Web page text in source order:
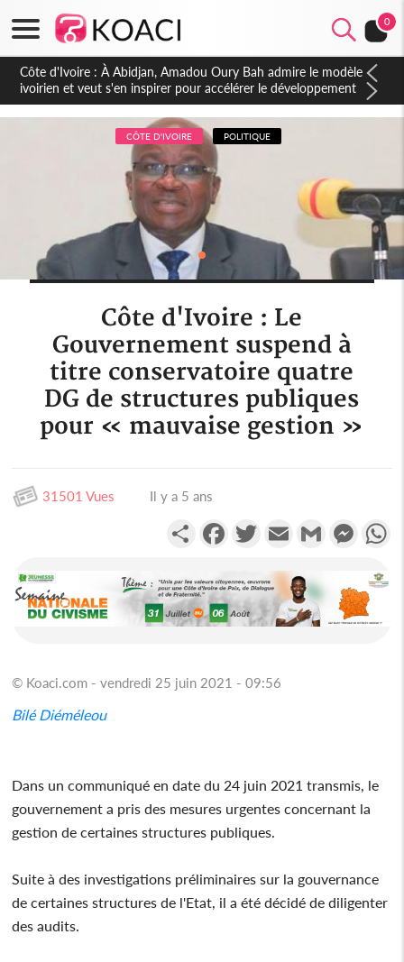
0
Côte d'Ivoire : À Abidjan, Amadou Oury Bah admire le modèle
ivoirien et veut s'en inspirer pour accélérer le développement
de la Guinée
CÔTE D'IVOIRE POLITIQUE
Côte d'Ivoire : Le
Gouvernement suspend à
titre conservatoire quatre
DG de structures publiques
pour « mauvaise gestion »
31501 Vues Il y a 5 ans
PartagerFacebookTwitterEmail Gmail
© Koaci.com - vendredi 25 juin 2021 - 09:56
Bilé Diéméleou
Dans un communiqué en date du 24 juin 2021 transmis, le
gouvernement a pris des mesures urgentes concernant la
gestion de certaines structures publiques.
Suite à des investigations préliminaires sur la gouvernance
de certaines structures de l'Etat, il a été décidé de diligenter
des audits.